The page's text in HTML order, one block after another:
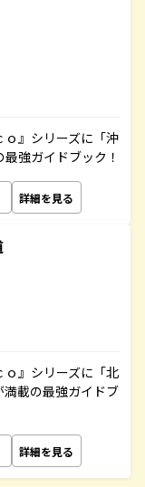
』シリーズに「沖
強ガイドブック！
詳細を見る
』シリーズに「北
載の最強ガイドブ
詳細を見る